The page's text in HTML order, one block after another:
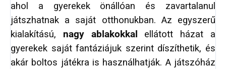
ahol a gyerekek önállóan és zavartalanul
játszhatnak a saját otthonukban. Az egyszerű
kialakítású, nagy ablakokkal ellátott házat a
gyerekek saját fantáziájuk szerint díszíthetik, és
akár boltos játékra is használhatják. A játszóház